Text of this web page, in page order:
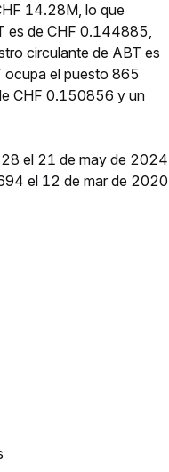
14.28M, lo que
es de CHF 0.144885,
circulante de ABT es
el puesto 865
CHF 0.150856 y un
el 21 de may de 2024
el 12 de mar de 2020